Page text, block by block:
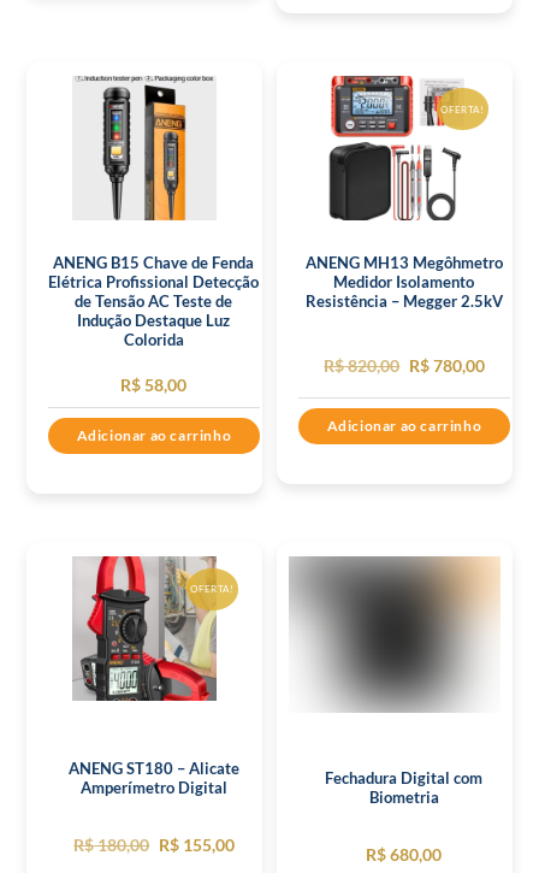
ANENG B15 Chave de Fenda
Elétrica Profissional Detecção
de Tensão AC Teste de
Indução Destaque Luz
Colorida
R$58,00
Adicionar ao carrinho
OFERTA!
ANENG MH13 Megôhmetro
Medidor Isolamento
Resistência – Megger 2.5kV
R$820,00 O
preço
original
R$780,00O
preço
atual
Adicionar ao carrinho
OFERTA!
ANENG ST180 – Alicate
Amperímetro Digital
R$180,00 O
R$155,00O
Fechadura Digital com
Biometria
R$680,00